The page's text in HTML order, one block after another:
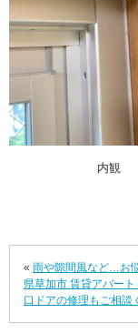
内観
« 雨や隙間風など…お
県草加市 賃貸アパート
口ドアの修理もご相談